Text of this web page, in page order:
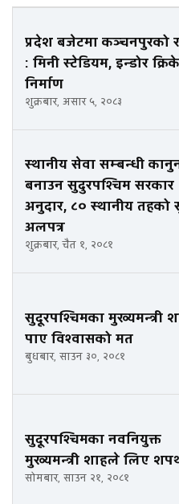
प्रदेश बजेटमा
: मिनी स्टेडियम, इन्डोर
निर्माण
शुक्रबार, असार ५, २०८३
स्थानीय सेवा सम्बन्धी
बनाउन सुदुरपश्चिम सरकार
अनुदार, ८० स्थानीय तहको
अलपत्र
शुक्रबार, चैत १, २०८१
सुदूरपश्चिमका मुख्यमन्त्री
पाए विश्वासको मत
बुधबार, साउन ३०, २०८१
सुदूरपश्चिमका नवनियुक्त
मुख्यमन्त्री शाहले लिए
सोमबार, साउन २१, २०८१